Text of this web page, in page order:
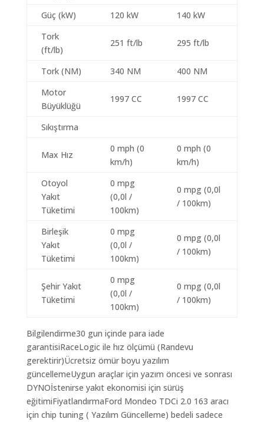
Güç (kW)
120 kW
140 kW
Tork
(ft/lb)
251 ft/lb 295 ft/lb
Tork (NM) 340 NM
400 NM
Motor
Büyüklüğü
1997 CC 1997 CC
Sıkıştırma
Max Hız
0 mph (0
km/h)
0 mph (0
km/h)
Otoyol
Yakıt
Tüketimi
0 mpg
(0,0l /
100km)
0 mpg (0,0l
/ 100km)
Birleşik
Yakıt
Tüketimi
0 mpg
(0,0l /
100km)
0 mpg (0,0l
/ 100km)
Şehir Yakıt
Tüketimi
0 mpg
(0,0l /
100km)
0 mpg (0,0l
/ 100km)
Bilgilendirme30 gun içinde para iade
garantisiRaceLogic ile hız ölçümü (Randevu
gerektirir)Ücretsiz ömür boyu yazılım
güncellemeUygun araçlar için yazım öncesi ve sonrası
DYNOİstenirse yakıt ekonomisi için sürüş
eğitimiFiyatlandırmaFord Mondeo TDCi 2.0 163 aracı
için chip tuning ( Yazılım Güncelleme) bedeli sadece